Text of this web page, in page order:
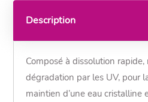
Description
Composé à dissolution rapide,
dégradation par les UV, pour
maintien d’une eau